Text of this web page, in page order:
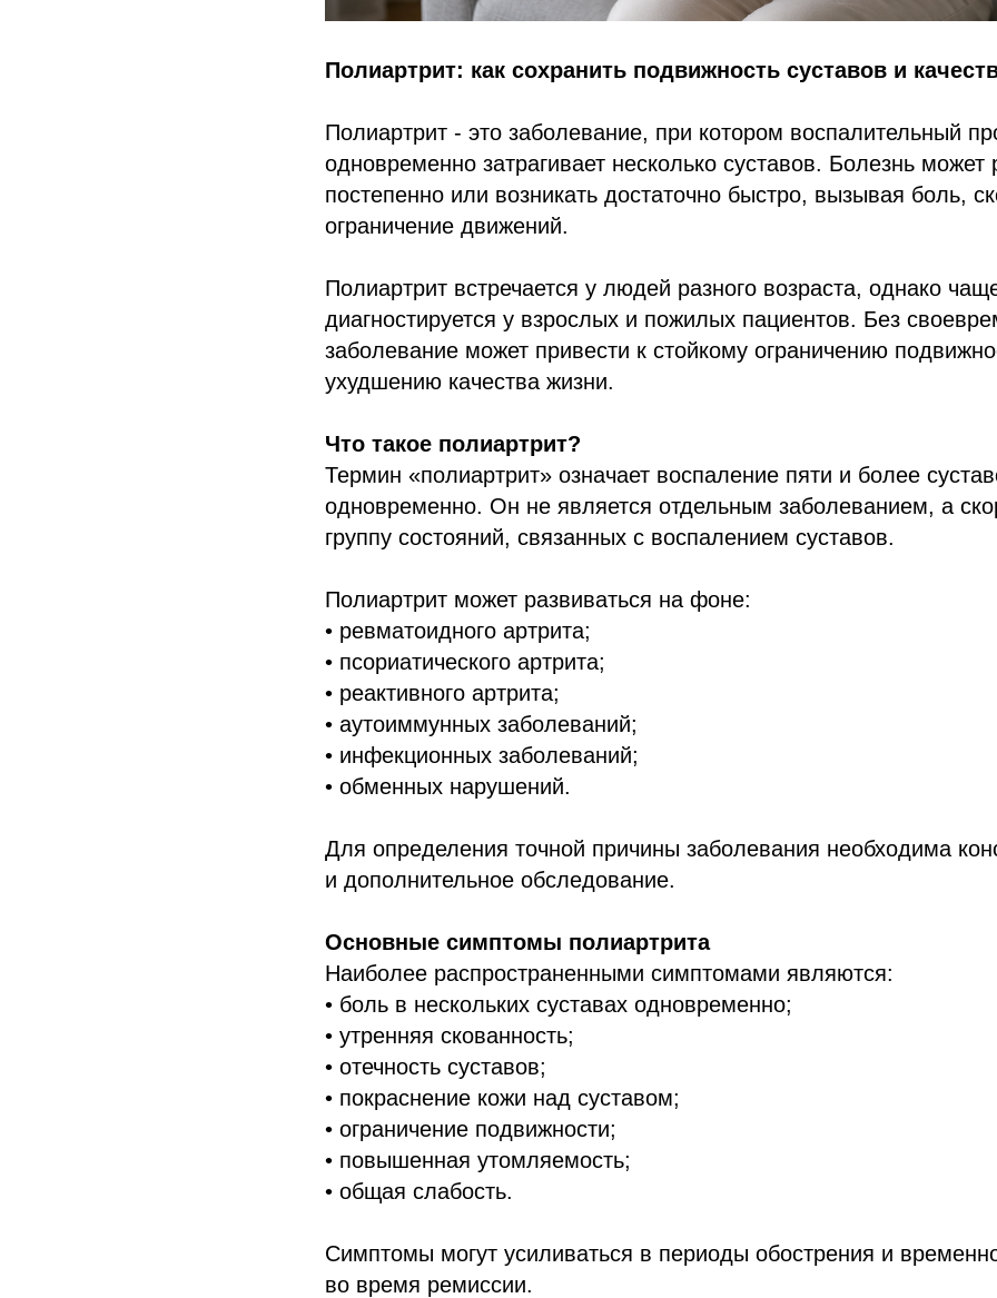
Полиартрит: как сохранить подвижность суставов и
Полиартрит - это заболевание, при котором воспалительный
одновременно затрагивает несколько суставов. Болезнь может
постепенно или возникать достаточно быстро, вызывая боль,
ограничение движений.
Полиартрит встречается у людей разного возраста, однако
диагностируется у взрослых и пожилых пациентов. Без
заболевание может привести к стойкому ограничению
ухудшению качества жизни.
Что такое полиартрит?
Термин «полиартрит» означает воспаление пяти и более
одновременно. Он не является отдельным заболеванием, а
группу состояний, связанных с воспалением суставов.
Полиартрит может развиваться на фоне:
• ревматоидного артрита;
• псориатического артрита;
• реактивного артрита;
• аутоиммунных заболеваний;
• инфекционных заболеваний;
• обменных нарушений.
Для определения точной причины заболевания необходима
и дополнительное обследование.
Основные симптомы полиартрита
Наиболее распространенными симптомами являются:
• боль в нескольких суставах одновременно;
• утренняя скованность;
• отечность суставов;
• покраснение кожи над суставом;
• ограничение подвижности;
• повышенная утомляемость;
• общая слабость.
Симптомы могут усиливаться в периоды обострения и
во время ремиссии.